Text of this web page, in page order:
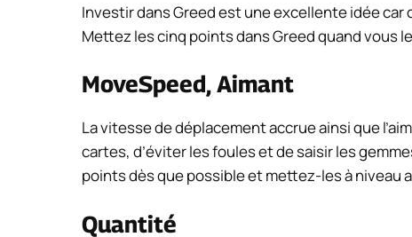
Investir dans Greed est une excellente idée car
Mettez les cinq points dans Greed quand vous
MoveSpeed, Aimant
La vitesse de déplacement accrue ainsi que
cartes, d’éviter les foules et de saisir les
points dès que possible et mettez-les à niveau
Quantité